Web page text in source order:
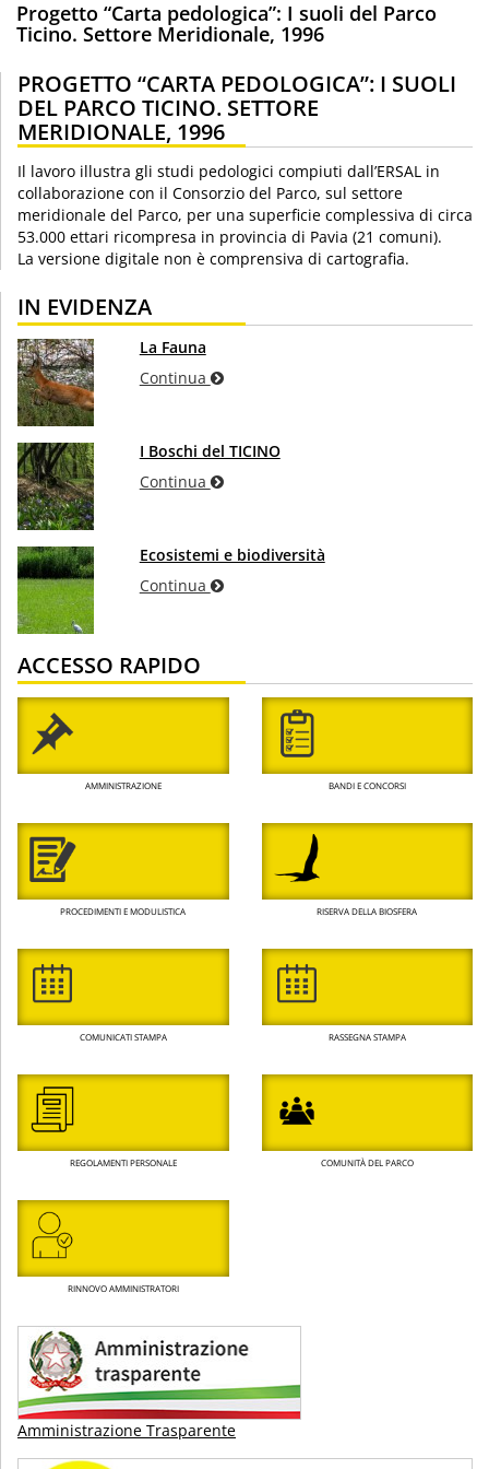
Progetto “Carta pedologica”: I suoli del Parco
Ticino. Settore Meridionale, 1996
PROGETTO “CARTA PEDOLOGICA”: I SUOLI
DEL PARCO TICINO. SETTORE
MERIDIONALE, 1996
Il lavoro illustra gli studi pedologici compiuti dall’ERSAL in
collaborazione con il Consorzio del Parco, sul settore
meridionale del Parco, per una superficie complessiva di circa
53.000 ettari ricompresa in provincia di Pavia (21 comuni).
La versione digitale non è comprensiva di cartografia.
IN EVIDENZA
La Fauna
Continua
I Boschi del TICINO
Continua
Ecosistemi e biodiversità
Continua
ACCESSO RAPIDO
AMMINISTRAZIONE BANDI E CONCORSI
PROCEDIMENTI E MODULISTICA RISERVA DELLA BIOSFERA
COMUNICATI STAMPA RASSEGNA STAMPA
REGOLAMENTI PERSONALE COMUNITÀ DEL PARCO
RINNOVO AMMINISTRATORI
Amministrazione Trasparente